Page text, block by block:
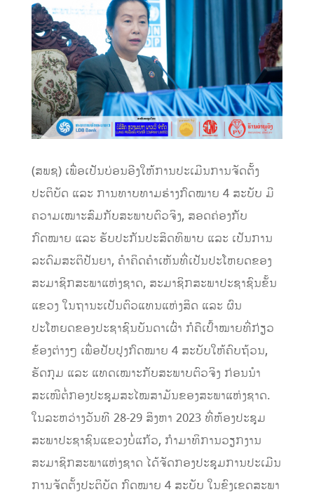
(ສພຊ) ເພື່ອເປັນບ່ອນອີງໃຫ້ການປະເມີນການຈັດຕັ້ງ
ປະຕິບັດ ແລະ ການທາບທາມຮ່າງກົດໝາຍ 4 ສະບັບ ມີ
ຄວາມເໝາະສົມກັບສະພາບຕົວຈິງ, ສອດຄ່ອງກັບ
ກົດໝາຍ ແລະ ຮັບປະກັນປະສິດທິພາບ ແລະ ເປັນການ
ລະດົມສະຕິປັນຍາ, ຄໍາຄິດຄໍາເຫັນທີ່ເປັນປະໂຫຍດຂອງ
ສະມາຊິກສະພາແຫ່ງຊາດ, ສະມາຊິກສະພາປະຊາຊົນຂັ້ນ
ແຂວງ ໃນຖານະເປັນຕົວແທນແຫ່ງສິດ ແລະ ຜົນ
ປະໂຫຍດຂອງປະຊາຊົນບັນດາເຜົ່າ ກໍຄືເປົ້າໝາຍທີ່ກ່ຽວ
ຂ້ອງຕ່າງໆ ເພື່ອປັບປຸງກົດໝາຍ 4 ສະບັບໃຫ້ຄົບຖ້ວນ,
ຮັດກຸມ ແລະ ແທດເໝາະກັບສະພາບຕົວຈິງ ກ່ອນນໍາ
ສະເໜີຕໍ່ກອງປະຊຸມສະໄໝສາມັນຂອງສະພາແຫ່ງຊາດ.
ໃນລະຫວ່າງວັນທີ 28-29 ສິງຫາ 2023 ທີ່ຫ້ອງປະຊຸມ
ສະພາປະຊາຊົນແຂວງບໍ່ແກ້ວ, ກໍາມາທິການວຽກງານ
ສະມາຊິກສະພາແຫ່ງຊາດ ໄດ້ຈັດກອງປະຊຸມການປະເມີນ
ການຈັດຕັ້ງປະຕິບັດ ກົດໝາຍ 4 ສະບັບ ໃນຂົງເຂດສະພາ